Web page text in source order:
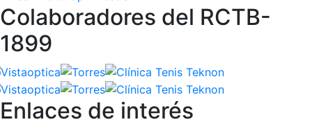
Colaboradores del RCTB-
1899
Enlaces de interés